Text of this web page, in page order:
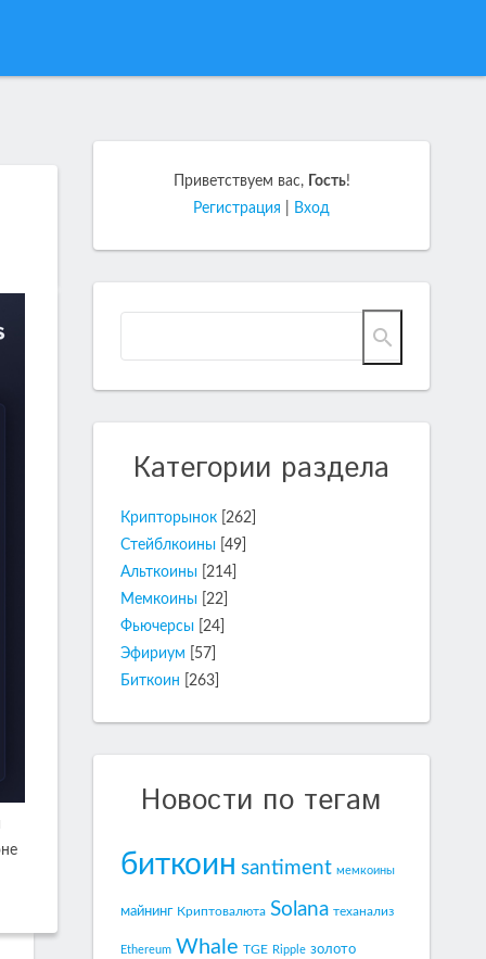
Приветствуем вас, Гость!
Регистрация
Вход
Категории раздела
Крипторынок [262]
Стейблкоины [49]
Альткоины [214]
Мемкоины [22]
Фьючерсы [24]
Эфириум
[57]
Биткоин
[263]
Новости по тегам
биткоин santiment мемкоины
майнинг Криптовалюта Solana теханализ
Ethereum Whale TGE Ripple золото